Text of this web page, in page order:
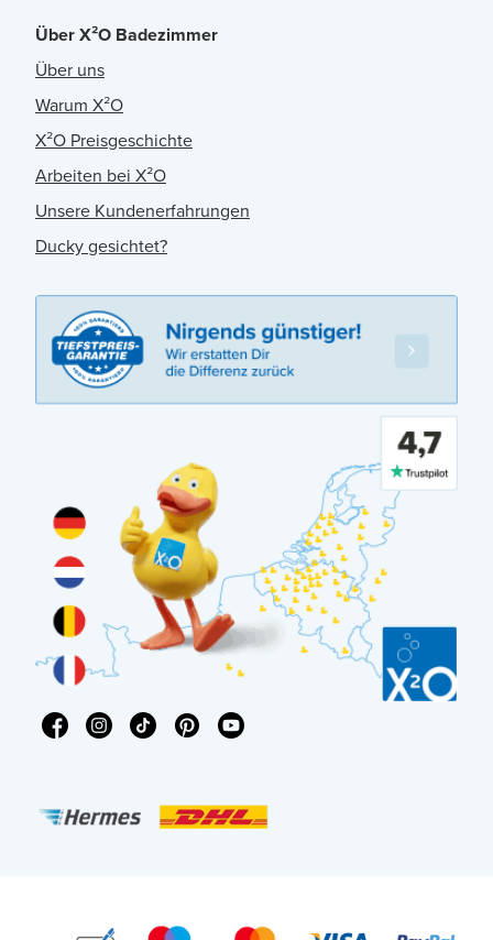
Über X²O Badezimmer
Über uns
Warum X²O
X²O Preisgeschichte
Arbeiten bei X²O
Unsere Kundenerfahrungen
Ducky gesichtet?